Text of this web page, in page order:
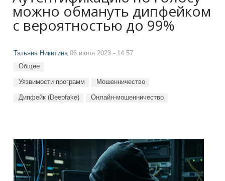
можно обмануть дипфейком
с вероятностью до 99%
Татьяна Никитина06 июля 2023 - 14:57
Общее
Уязвимости программ Мошенничество
Дипфейк (Deepfake) Онлайн-мошенничество